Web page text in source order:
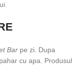
Bar pe zi. Dupa
cu apa. Produsul